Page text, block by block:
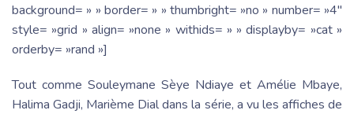
background= » » border= » » thumbright= »no » number= »4″
style= »grid » align= »none » withids= » » displayby= »cat »
orderby= »rand »]
Tout comme Souleymane Sèye Ndiaye et Amélie Mbaye,
Halima Gadji, Marième Dial dans la série, a vu les affiches de